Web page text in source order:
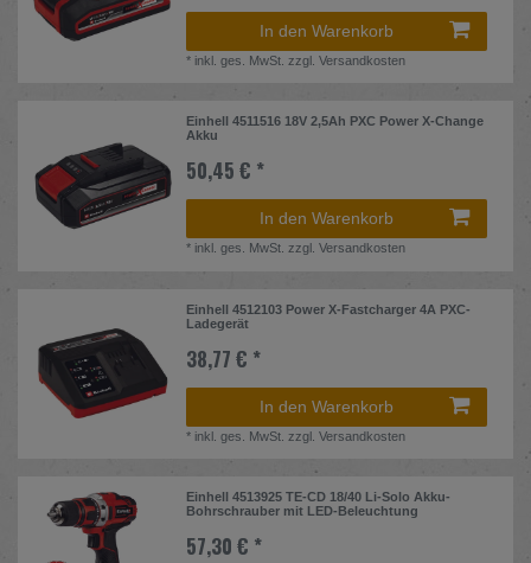
In den Warenkorb
* inkl. ges. MwSt. zzgl.Versandkosten
Einhell 4511516 18V 2,5Ah PXC Power X-Change
Akku
50,45 € *
In den Warenkorb
* inkl. ges. MwSt. zzgl.Versandkosten
Einhell 4512103 Power X-Fastcharger 4A PXC-
Ladegerät
38,77 € *
In den Warenkorb
* inkl. ges. MwSt. zzgl.Versandkosten
Einhell 4513925 TE-CD 18/40 Li-Solo Akku-
Bohrschrauber mit LED-Beleuchtung
57,30 € *